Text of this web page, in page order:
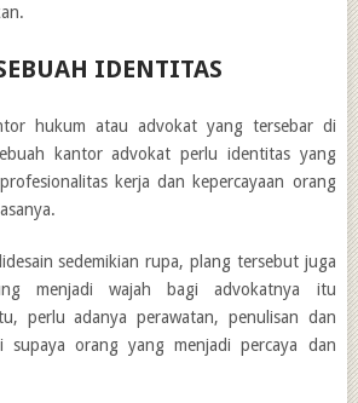
IDENTITAS
hukum atau advokat yang tersebar di
kantor advokat perlu identitas yang
kerja dan kepercayaan orang
sedemikian rupa, plang tersebut juga
menjadi wajah bagi advokatnya itu
perlu adanya perawatan, penulisan dan
supaya orang yang menjadi percaya dan